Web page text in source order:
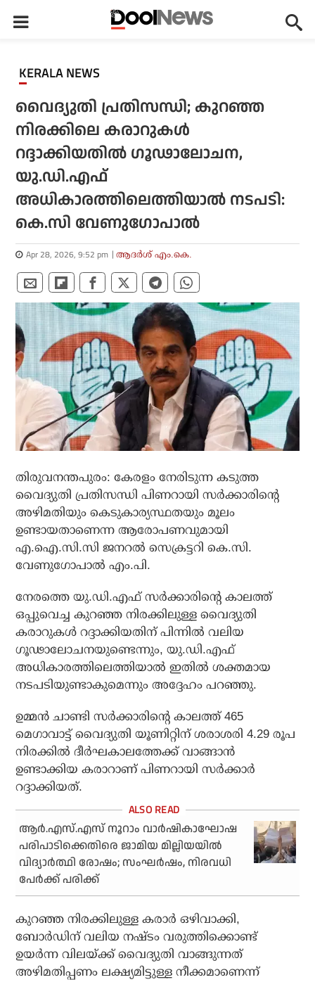
KERALA NEWS
വൈദ്യുതി പ്രതിസന്ധി; കുറഞ്ഞ
നിരക്കിലെ കരാറുകള്‍
റദ്ദാക്കിയതില്‍ ഗൂഢാലോചന,
യു.ഡി.എഫ്
അധികാരത്തിലെത്തിയാല്‍ നടപടി:
കെ.സി വേണുഗോപാല്‍
Apr 28, 2026, 9:52 pm ആദർശ് എം.കെ.
തിരുവനന്തപുരം: കേരളം നേരിടുന്ന കടുത്ത
വൈദ്യുതി പ്രതിസന്ധി പിണറായി സര്‍ക്കാരിന്റെ
അഴിമതിയും കെടുകാര്യസ്ഥതയും മൂലം
ഉണ്ടായതാണെന്ന ആരോപണവുമായി
എ.ഐ.സി.സി ജനറല്‍ സെക്രട്ടറി കെ.സി.
വേണുഗോപാല്‍ എം.പി.
നേരത്തെ യു.ഡി.എഫ് സര്‍ക്കാരിന്റെ കാലത്ത്
ഒപ്പുവെച്ച കുറഞ്ഞ നിരക്കിലുള്ള വൈദ്യുതി
കരാറുകള്‍ റദ്ദാക്കിയതിന് പിന്നില്‍ വലിയ
ഗൂഢാലോചനയുണ്ടെന്നും, യു.ഡി.എഫ്
അധികാരത്തിലെത്തിയാല്‍ ഇതില്‍ ശക്തമായ
നടപടിയുണ്ടാകുമെന്നും അദ്ദേഹം പറഞ്ഞു.
ഉമ്മന്‍ ചാണ്ടി സര്‍ക്കാരിന്റെ കാലത്ത് 465
മെഗാവാട്ട് വൈദ്യുതി യൂണിറ്റിന് ശരാശരി 4.29 രൂപ
നിരക്കില്‍ ദീര്‍ഘകാലത്തേക്ക് വാങ്ങാന്‍
ഉണ്ടാക്കിയ കരാറാണ് പിണറായി സര്‍ക്കാര്‍
റദ്ദാക്കിയത്.
ആര്‍.എസ്.എസ് നൂറാം വാര്‍ഷികാഘോഷ
പരിപാടിക്കെതിരെ ജാമിയ മില്ലിയയില്‍
വിദ്യാര്‍ത്ഥി രോഷം; സംഘര്‍ഷം, നിരവധി
പേര്‍ക്ക് പരിക്ക്
കുറഞ്ഞ നിരക്കിലുള്ള കരാര്‍ ഒഴിവാക്കി,
ബോര്‍ഡിന് വലിയ നഷ്ടം വരുത്തിക്കൊണ്ട്
ഉയര്‍ന്ന വിലയ്ക്ക് വൈദ്യുതി വാങ്ങുന്നത്
അഴിമതിപ്പണം ലക്ഷ്യമിട്ടുള്ള നീക്കമാണെന്ന്